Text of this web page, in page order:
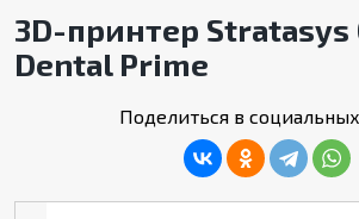
3D-принтер Stratasys
Dental Prime
Поделиться в